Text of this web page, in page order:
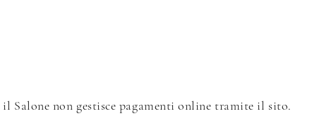
Salone non gestisce pagamenti online tramite il sito.